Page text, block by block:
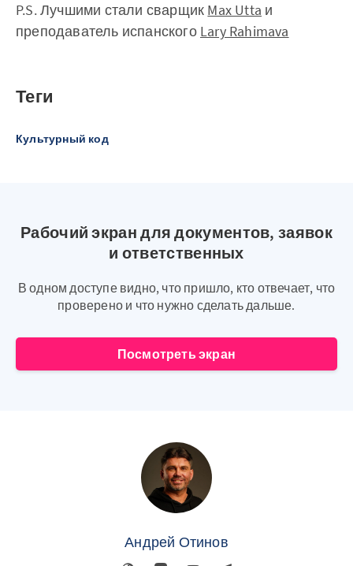
P.S. Лучшими стали сварщик Max Utta и
преподаватель испанского Lary Rahimava
Теги
Культурный код
Рабочий экран для документов, заявок
и ответственных
В одном доступе видно, что пришло, кто отвечает, что
проверено и что нужно сделать дальше.
Посмотреть экран
Андрей Отинов